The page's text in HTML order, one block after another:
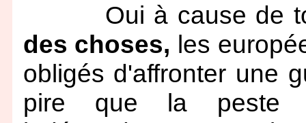
Oui à cause de
des choses, les
obligés d'affronter une
pire que la peste